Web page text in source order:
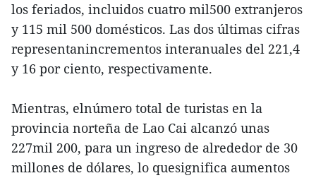
los feriados, incluidos cuatro mil500 extranjeros
y 115 mil 500 domésticos. Las dos últimas cifras
representanincrementos interanuales del 221,4
y 16 por ciento, respectivamente.
Mientras, elnúmero total de turistas en la
provincia norteña de Lao Cai alcanzó unas
227mil 200, para un ingreso de alrededor de 30
millones de dólares, lo quesignifica aumentos